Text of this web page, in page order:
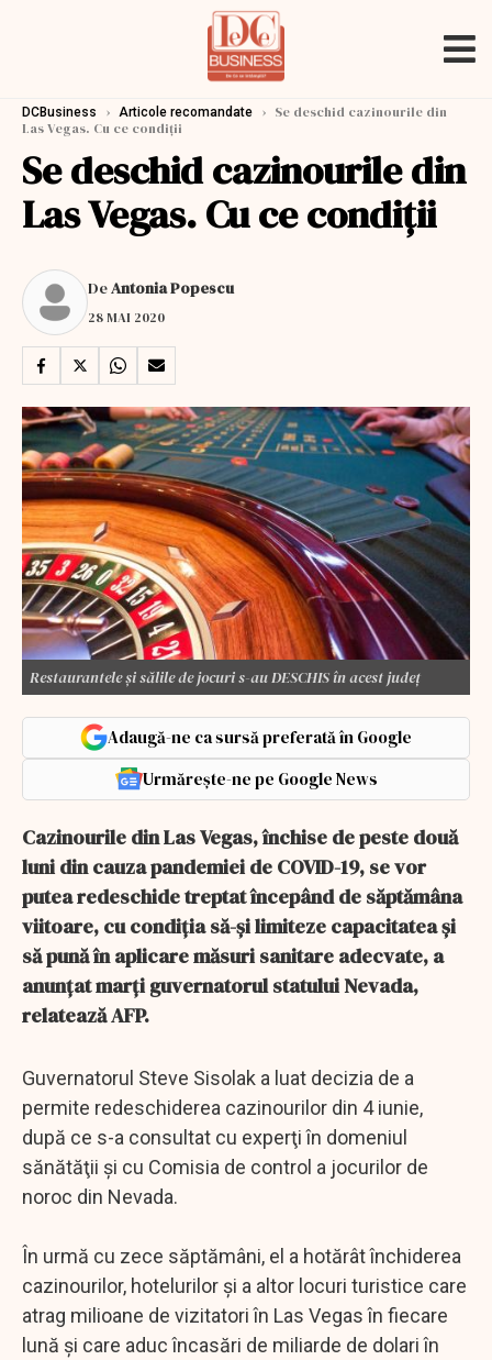
DCBusiness › Articole recomandate › Se deschid cazinourile din
Las Vegas. Cu ce condiții
Se deschid cazinourile din
Las Vegas. Cu ce condiții
DeAntonia Popescu
28 MAI 2020
Restaurantele și sălile de jocuri s-au DESCHIS în acest județ
Adaugă-ne ca sursă preferată în Google
Urmărește-ne pe Google News
Cazinourile din Las Vegas, închise de peste două
luni din cauza pandemiei de COVID-19, se vor
putea redeschide treptat începând de săptămâna
viitoare, cu condiţia să-şi limiteze capacitatea şi
să pună în aplicare măsuri sanitare adecvate, a
anunţat marţi guvernatorul statului Nevada,
relatează AFP.
Guvernatorul Steve Sisolak a luat decizia de a
permite redeschiderea cazinourilor din 4 iunie,
după ce s-a consultat cu experţi în domeniul
sănătăţii şi cu Comisia de control a jocurilor de
noroc din Nevada.
În urmă cu zece săptămâni, el a hotărât închiderea
cazinourilor, hotelurilor şi a altor locuri turistice care
atrag milioane de vizitatori în Las Vegas în fiecare
lună şi care aduc încasări de miliarde de dolari în